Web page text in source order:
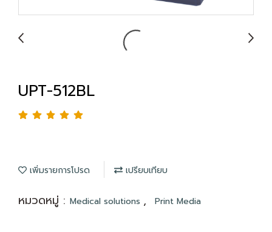
UPT-512BL
เพิ่มรายการโปรด เปรียบเทียบ
หมวดหมู่ : Medical solutions , Print Media